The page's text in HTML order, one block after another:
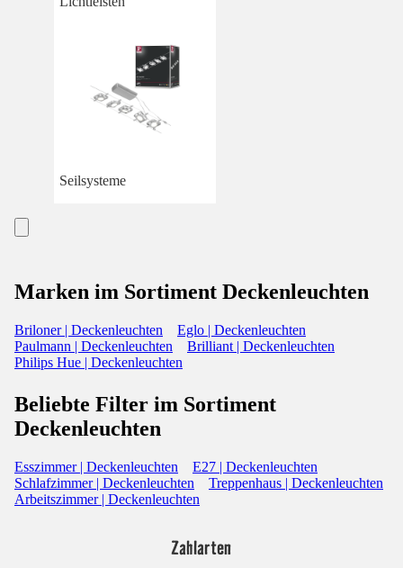
Seilsysteme
Marken im Sortiment Deckenleuchten
Briloner | Deckenleuchten
Eglo | Deckenleuchten
Paulmann | Deckenleuchten
Brilliant | Deckenleuchten
Philips Hue | Deckenleuchten
Beliebte Filter im Sortiment
Deckenleuchten
Esszimmer | Deckenleuchten
E27 | Deckenleuchten
Schlafzimmer | Deckenleuchten
Treppenhaus | Deckenleuchten
Arbeitszimmer | Deckenleuchten
Zahlarten